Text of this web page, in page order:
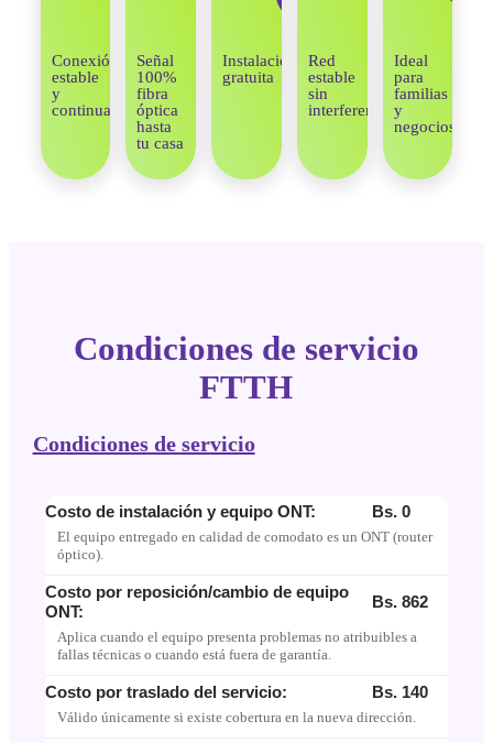
Conexión
estable
y
continua
Señal
100%
fibra
óptica
hasta
tu casa
Instalación
gratuita
Red
estable
sin
interferencias
Ideal
para
familias
y
negocios
Condiciones de servicio
FTTH
Condiciones de servicio
Costo de instalación y equipo ONT: Bs. 0
El equipo entregado en calidad de comodato es un ONT (router
óptico).
Costo por reposición/cambio de equipo
ONT:
Bs. 862
Aplica cuando el equipo presenta problemas no atribuibles a
fallas técnicas o cuando está fuera de garantía.
Costo por traslado del servicio: Bs. 140
Válido únicamente si existe cobertura en la nueva dirección.